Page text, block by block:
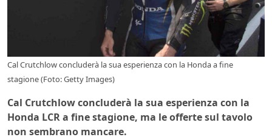
Cal Crutchlow concluderà la sua esperienza con la Honda a fine
stagione (Foto: Getty Images)
Cal Crutchlow concluderà la sua esperienza con la
Honda LCR a fine stagione, ma le offerte sul tavolo
non sembrano mancare.